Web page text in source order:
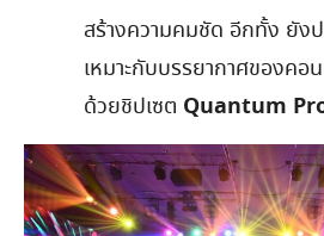
สร้างความคมชัด อีกทั้ง ยัง
เหมาะกับบรรยากาศของค
ด้วยชิปเซต Quantum